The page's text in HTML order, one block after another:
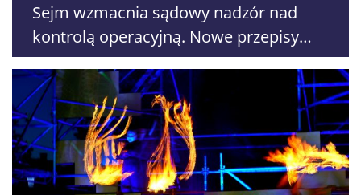
Sejm wzmacnia sądowy nadzór nad
kontrolą operacyjną. Nowe przepisy
trafią do Senatu